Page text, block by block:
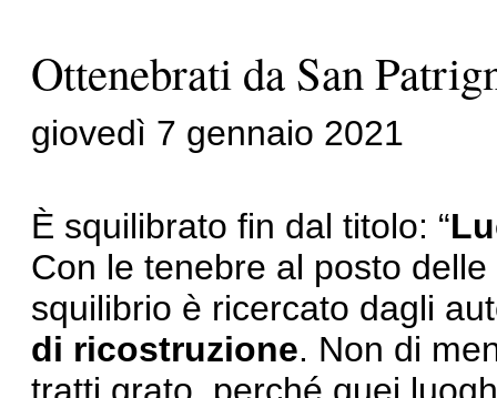
Ottenebrati da San
giovedì 7 gennaio 2021
È squilibrato fin dal titolo: “
Con le tenebre al posto
squilibrio è ricercato dagli
di ricostruzione. Non di